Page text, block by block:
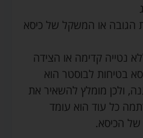
הגובה או המשקל של כיסא
נטייה קדימה או הצידה
בטיחות לבוסטר הוא
ולכן מומלץ להשאיר את
כל עוד הוא עומד
הכיסא.